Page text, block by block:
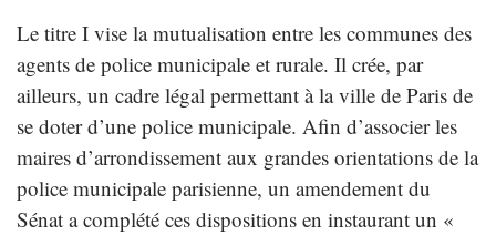
Le titre I vise la mutualisation entre les communes des
agents de police municipale et rurale. Il crée, par
ailleurs, un cadre légal permettant à la ville de Paris de
se doter d’une police municipale. Afin d’associer les
maires d’arrondissement aux grandes orientations de la
police municipale parisienne, un amendement du
Sénat a complété ces dispositions en instaurant un «